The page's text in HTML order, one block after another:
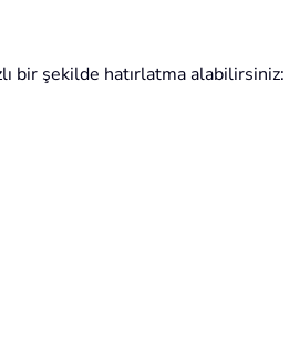
bir şekilde hatırlatma alabilirsiniz: